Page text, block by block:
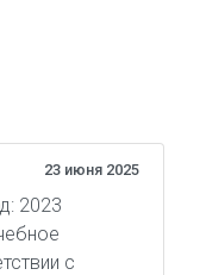
23 июня 2025
2023
с